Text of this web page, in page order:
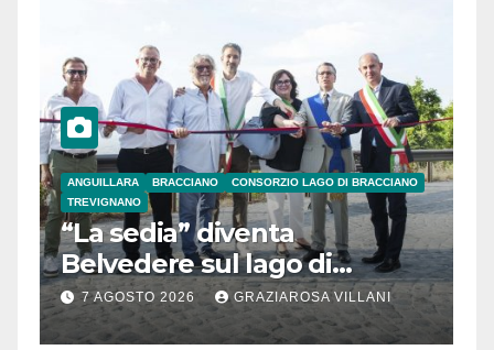
ANGUILLARA BRACCIANO
CONSORZIO LAGO DI BRACCIANO
TREVIGNANO
“La sedia” diventa
Belvedere sul lago di
Bracciano: ieri
l’inaugurazione
7 AGOSTO 2026 GRAZIAROSA VILLANI